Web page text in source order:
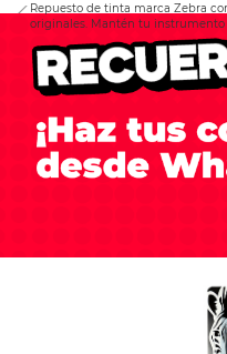
Repuesto de tinta marca Zebra
originales. Mantén tu